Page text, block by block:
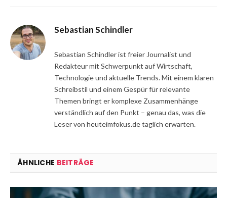
Sebastian Schindler
Sebastian Schindler ist freier Journalist und
Redakteur mit Schwerpunkt auf Wirtschaft,
Technologie und aktuelle Trends. Mit einem klaren
Schreibstil und einem Gespür für relevante
Themen bringt er komplexe Zusammenhänge
verständlich auf den Punkt – genau das, was die
Leser von heuteimfokus.de täglich erwarten.
ÄHNLICHE BEITRÄGE